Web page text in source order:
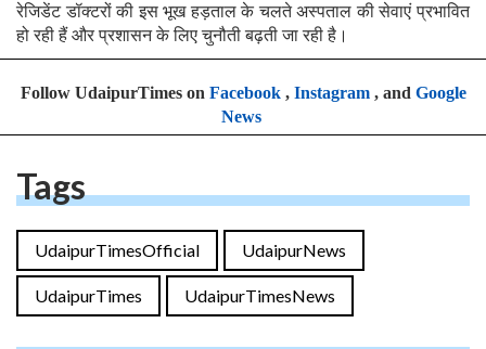
रेजिडेंट डॉक्टरों की इस भूख हड़ताल के चलते अस्पताल की सेवाएं प्रभावित
हो रही हैं और प्रशासन के लिए चुनौती बढ़ती जा रही है।
Follow UdaipurTimes on Facebook, Instagram, and Google
News
Tags
UdaipurTimesOfficial UdaipurNews
UdaipurTimes UdaipurTimesNews